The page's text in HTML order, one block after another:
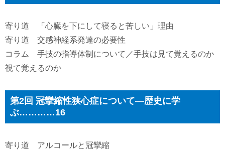
寄り道 「心臓を下にして寝ると苦しい」理由
寄り道 交感神経系発達の必要性
コラム 手技の指導体制について／手技は見て覚えるのか
視て覚えるのか
第2回 冠攣縮性狭心症について―歴史に学
ぶ…………16
寄り道 アルコールと冠攣縮